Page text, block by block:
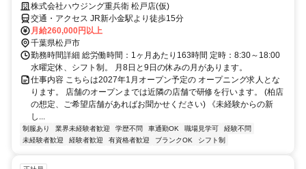
株式会社ハウジング重兵衛 松戸店(仮)
交通・アクセス JR新小金駅より徒歩15分
月給260,000円以上
千葉県松戸市
勤務時間詳細 総労働時間：1ヶ月あたり163時間 定時：8:30～18:00
水曜定休、シフト制。 月8日と9日の休みの月があります。
仕事内容 こちらは2027年1月オープン予定の オープニング求人とな
ります。 店舗のオープンまでは近隣の店舗で研修を行います。 (柏店
の想定、ご希望店舗があればお聞かせください) 《未経験からの新
し...
制服あり 業界未経験者歓迎 学歴不問 車通勤OK 職場見学可
経験不問
未経験者歓迎
経験者歓迎 有資格者歓迎 ブランクOK シフト制